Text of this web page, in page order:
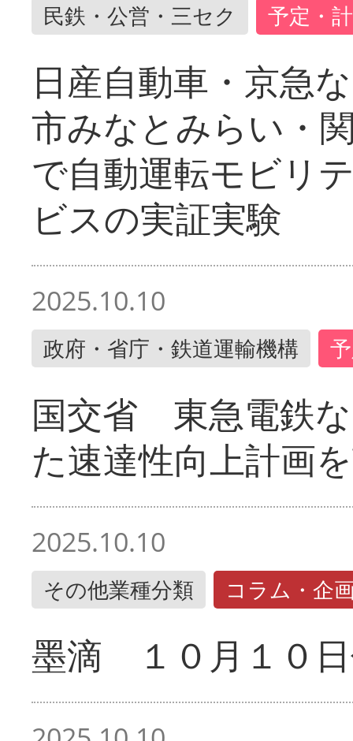
民鉄・公営・三セク 予定・
日産自動車・京急
市みなとみらい・
で自動運転モビリ
ビスの実証実験
2025.10.10
政府・省庁・鉄道運輸機構
国交省 東急電鉄
た速達性向上計画
2025.10.10
その他業種分類 コラム・企
墨滴 １０月１０